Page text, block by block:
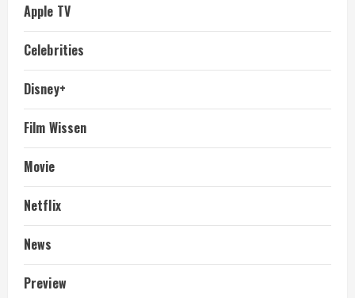
Apple TV
Celebrities
Disney+
Film Wissen
Movie
Netflix
News
Preview